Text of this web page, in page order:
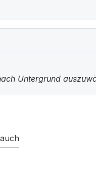
Untergrund